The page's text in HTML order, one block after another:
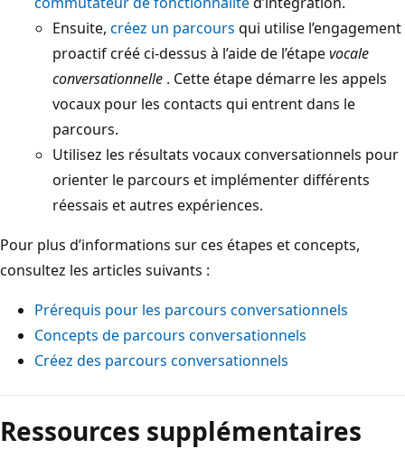
Ensuite, créez un parcours qui utilise l’engagement
proactif créé ci-dessus à l’aide de l’étapevocale
conversationnelle . Cette étape démarre les appels
vocaux pour les contacts qui entrent dans le
parcours.
Utilisez les résultats vocaux conversationnels pour
orienter le parcours et implémenter différents
réessais et autres expériences.
Pour plus d’informations sur ces étapes et concepts,
consultez les articles suivants :
Prérequis pour les parcours conversationnels
Concepts de parcours conversationnels
Créez des parcours conversationnels
Ressources supplémentaires